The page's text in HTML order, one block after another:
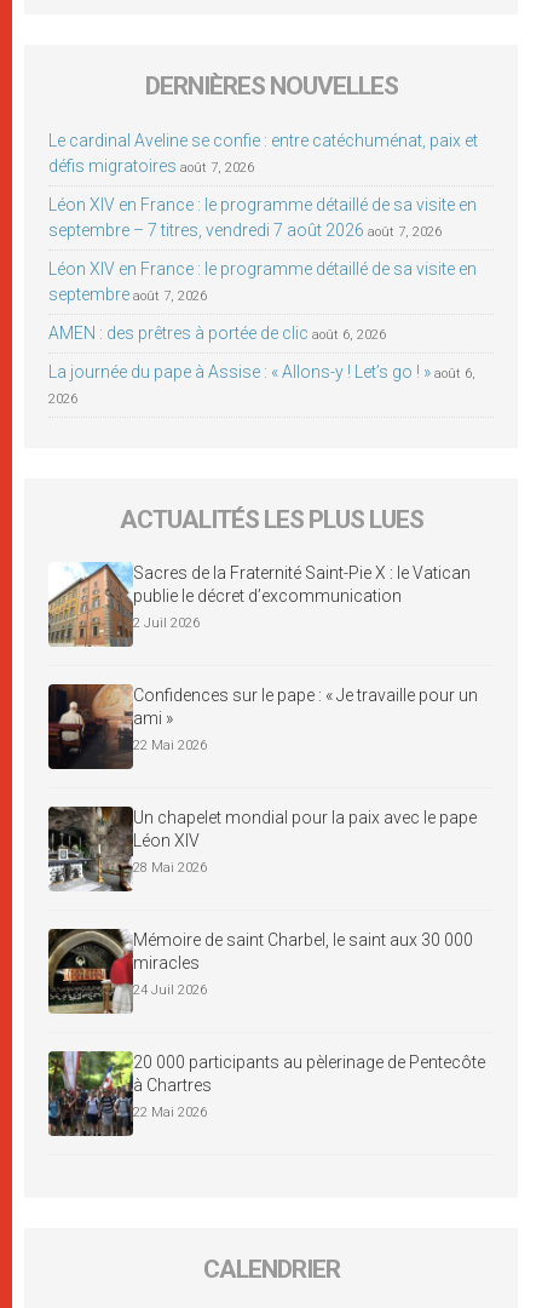
DERNIÈRES NOUVELLES
Le cardinal Aveline se confie : entre catéchuménat, paix et
défis migratoires août 7, 2026
Léon XIV en France : le programme détaillé de sa visite en
septembre – 7 titres, vendredi 7 août 2026 août 7, 2026
Léon XIV en France : le programme détaillé de sa visite en
septembre août 7, 2026
AMEN : des prêtres à portée de clic août 6, 2026
La journée du pape à Assise : « Allons-y ! Let’s go ! » août 6,
2026
ACTUALITÉS LES PLUS LUES
Sacres de la Fraternité Saint-Pie X : le Vatican
publie le décret d’excommunication
2 Juil 2026
Confidences sur le pape : « Je travaille pour un
ami »
22 Mai 2026
Un chapelet mondial pour la paix avec le pape
Léon XIV
28 Mai 2026
Mémoire de saint Charbel, le saint aux 30 000
miracles
24 Juil 2026
20 000 participants au pèlerinage de Pentecôte
à Chartres
22 Mai 2026
CALENDRIER